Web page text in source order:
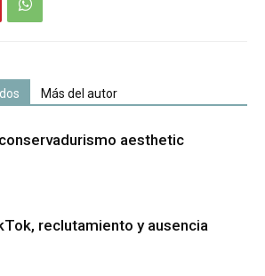
Más del autor
aesthetic
reclutamiento y ausencia